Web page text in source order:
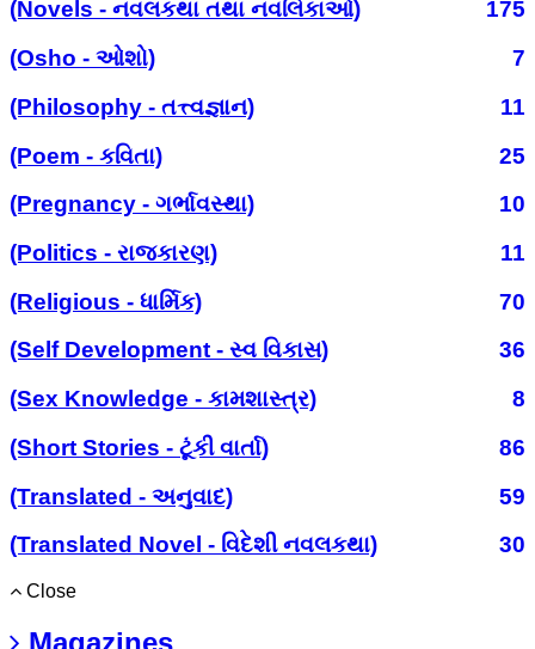
(Novels - નવલકથા તથા નવલિકાઓ)
175
(Osho - ઓશો)
7
(Philosophy - તત્ત્વજ્ઞાન)
11
(Poem - કવિતા)
25
(Pregnancy - ગર્ભાવસ્થા)
10
(Politics - રાજકારણ)
11
(Religious - ધાર્મિક)
70
(Self Development - સ્વ વિકાસ)
36
(Sex Knowledge - કામશાસ્ત્ર)
8
(Short Stories - ટૂંકી વાર્તા)
86
(Translated - અનુવાદ)
59
(Translated Novel - વિદેશી નવલકથા)
30
Close
Magazines